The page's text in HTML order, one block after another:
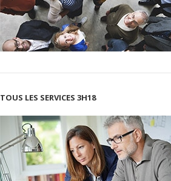
TOUS LES SERVICES 3H18